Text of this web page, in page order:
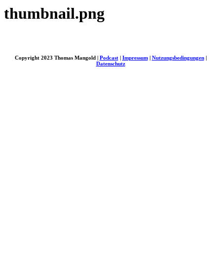
thumbnail.png
Copyright 2023 Thomas Mangold | Podcast| Impressum| Nutzungsbedingungen|
Datenschutz